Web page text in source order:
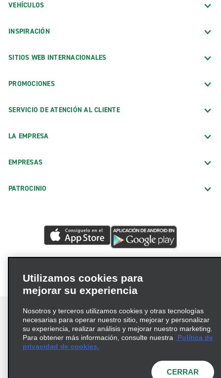
VEHÍCULOS
INSPIRACIÓN
SITIOS WEB INTERNACIONALES
PROMOCIONES
SERVICIO DE ATENCIÓN AL CLIENTE
LA EMPRESA
EMPRESAS
PATROCINIO
Términos de uso
Política de privacidad
© 2026 Enterprise Holdings, Inc. Todos los derechos
Utilizamos cookies para
mejorar su experiencia
Nosotros y terceros utilizamos cookies y otras tecnologías
necesarias para operar nuestro sitio, mejorar y personalizar
su experiencia, realizar análisis y mejorar nuestro marketing.
Para obtener más información, consulte nuestra
Política de
privacidad de cookies.
CERRAR